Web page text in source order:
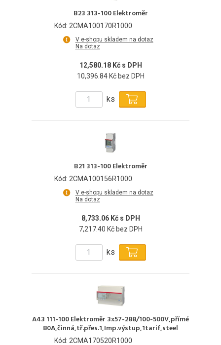
B23 313-100 Elektroměr
Kód: 2CMA100170R1000
V e-shopu skladem na dotaz
Na dotaz
12,580.18 Kč s DPH
10,396.84 Kč bez DPH
ks
B21 313-100 Elektroměr
Kód: 2CMA100156R1000
V e-shopu skladem na dotaz
Na dotaz
8,733.06 Kč s DPH
7,217.40 Kč bez DPH
ks
A43 111-100 Elektroměr 3x57-288/100-500V,přímé
80A,činná,tř.přes.1,Imp.výstup,1tarif,steel
Kód: 2CMA170520R1000